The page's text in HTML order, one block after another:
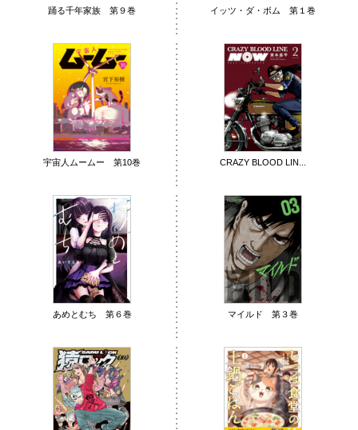
踊る千年家族 第９巻 イッツ・ダ・ボム 第１巻
宇宙人ムームー 第10巻 CRAZY BLOOD LIN...
あめとむち 第６巻 マイルド 第３巻